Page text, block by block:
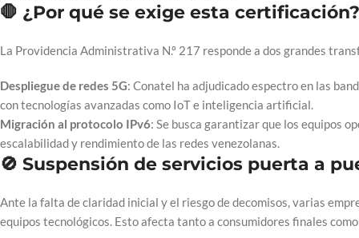
🛑 ¿Por qué se exige esta certificación?
La Providencia Administrativa N.º 217 responde a dos grandes
Despliegue de redes 5G: Conatel ha adjudicado espectro en las
con tecnologías avanzadas como IoT e inteligencia artificial.
Migración al protocolo IPv6: Se busca garantizar que los equipos
escalabilidad y rendimiento de las redes venezolanas.
🚫 Suspensión de servicios puerta a
Ante la falta de claridad inicial y el riesgo de decomisos, varias
equipos tecnológicos. Esto afecta tanto a consumidores finales